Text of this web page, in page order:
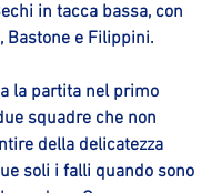
in tacca bassa, con
Bastone e Filippini.
la partita nel primo
squadre che non
della delicatezza
soli i falli quando sono